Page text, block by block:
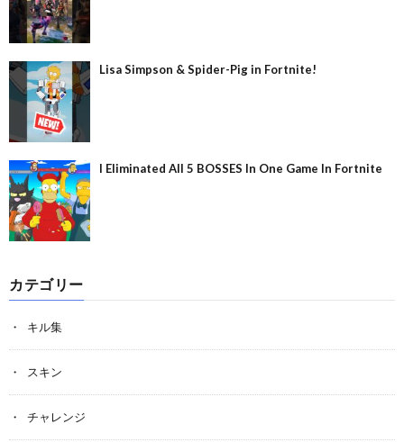
Lisa Simpson & Spider-Pig in Fortnite!
I Eliminated All 5 BOSSES In One Game In Fortnite
カテゴリー
キル集
スキン
チャレンジ